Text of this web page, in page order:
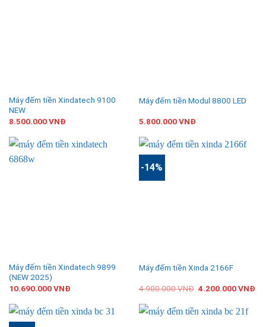
Máy đếm tiền Xindatech 9100
NEW
8.500.000VNĐ
Máy đếm tiền Modul 8800 LED
5.800.000VNĐ
Máy đếm tiền Xindatech 9899
(NEW 2025)
10.690.000VNĐ
-14%
Máy đếm tiền Xinda 2166F
4.900.000VNĐ 4.200.000VNĐ